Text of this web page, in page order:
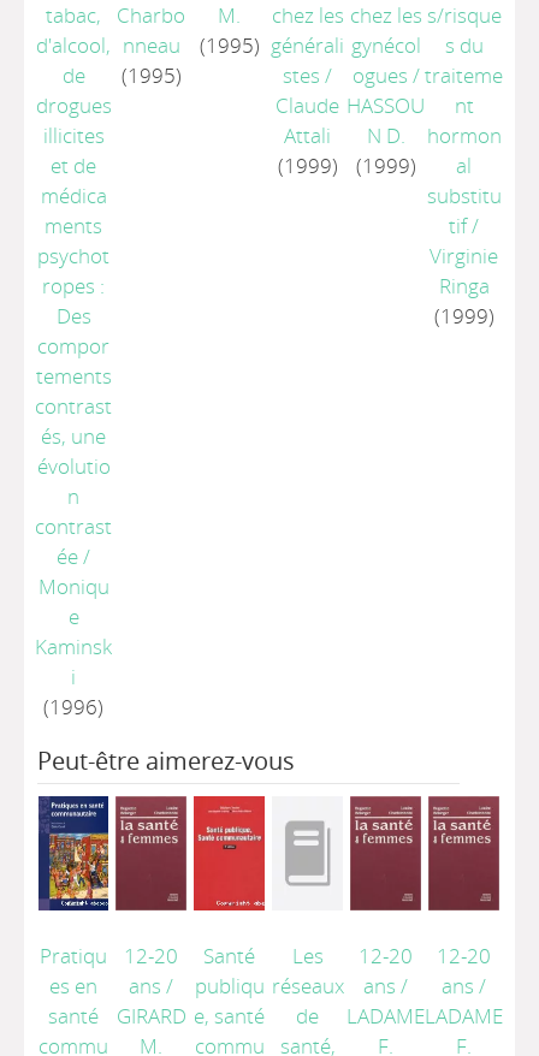
tabac,
d'alcool,
de
drogues
illicites
et de
médica
ments
psychot
ropes :
Des
compor
tements
contrast
és, une
évolutio
n
contrast
ée/
Moniqu
e
Kaminsk
i
(1996)
Charbo
nneau
(1995)
M.
(1995)
chez les
générali
stes /
Claude
Attali
(1999)
chez les
gynécol
ogues /
HASSOU
N D.
(1999)
s/risque
s du
traiteme
nt
hormon
al
substitu
tif/
Virginie
Ringa
(1999)
Peut-être aimerez-vous
Pratiqu
es en
santé
commu
12-20
ans /
GIRARD
M.
Santé
publiqu
e, santé
commu
Les
réseaux
de
santé,
12-20
ans /
LADAME
F.
12-20
ans /
LADAME
F.